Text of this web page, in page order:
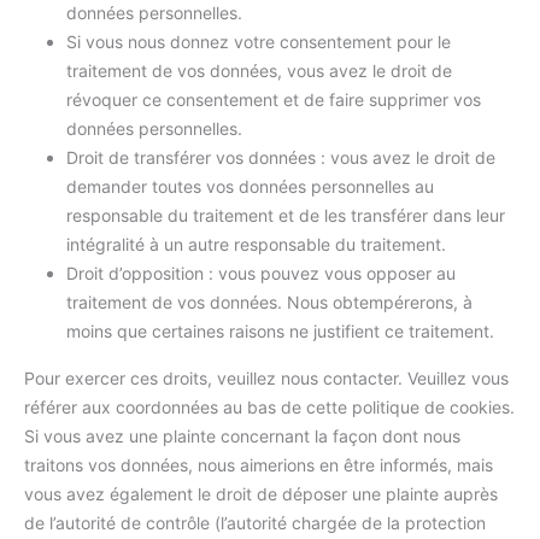
données personnelles.
Si vous nous donnez votre consentement pour le
traitement de vos données, vous avez le droit de
révoquer ce consentement et de faire supprimer vos
données personnelles.
Droit de transférer vos données : vous avez le droit de
demander toutes vos données personnelles au
responsable du traitement et de les transférer dans leur
intégralité à un autre responsable du traitement.
Droit d’opposition : vous pouvez vous opposer au
traitement de vos données. Nous obtempérerons, à
moins que certaines raisons ne justifient ce traitement.
Pour exercer ces droits, veuillez nous contacter. Veuillez vous
référer aux coordonnées au bas de cette politique de cookies.
Si vous avez une plainte concernant la façon dont nous
traitons vos données, nous aimerions en être informés, mais
vous avez également le droit de déposer une plainte auprès
de l’autorité de contrôle (l’autorité chargée de la protection